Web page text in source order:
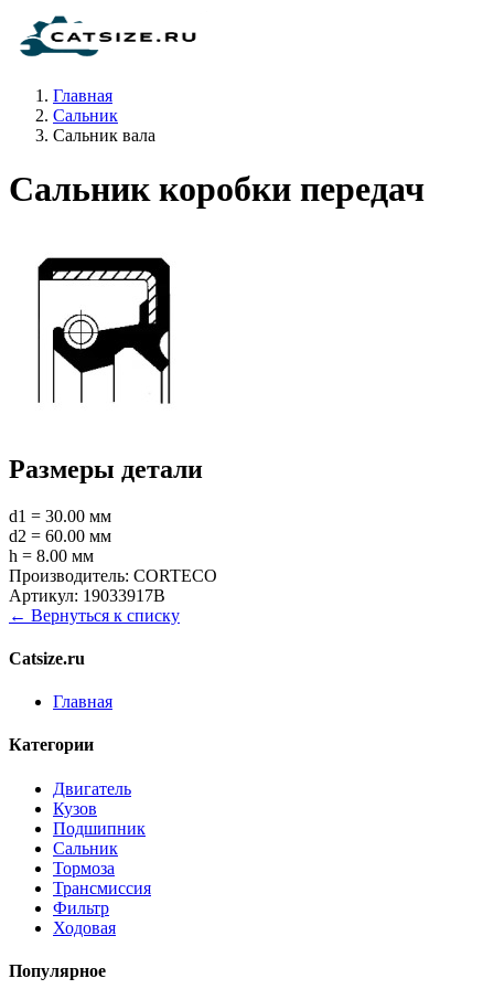
Главная
Сальник
Сальник вала
Сальник коробки передач
Размеры детали
d1 = 30.00 мм
d2 = 60.00 мм
h = 8.00 мм
Производитель: CORTECO
Артикул: 19033917B
← Вернуться к списку
Catsize.ru
Главная
Категории
Двигатель
Кузов
Подшипник
Сальник
Тормоза
Трансмиссия
Фильтр
Ходовая
Популярное